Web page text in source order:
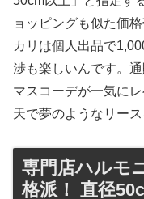
ョッピングも似た価
カリは個人出品で
渉も楽しいんです。
マスコーデが一気に
天で夢のようなリー
専門店ハルモ
格派！ 直径